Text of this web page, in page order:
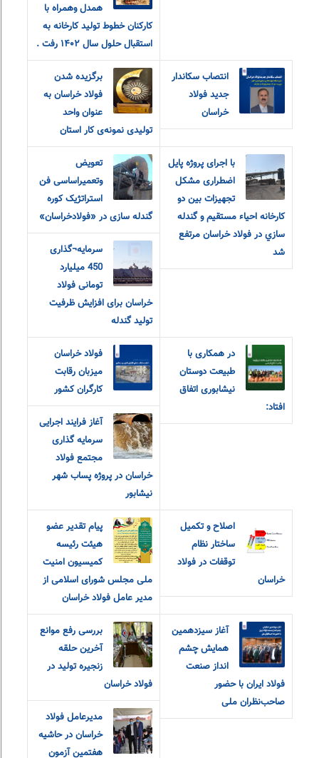
همدل وهمراه با
کارکنان خطوط تولید کارخانه به
استقبال حلول سال ۱۴۰۲ رفت .
انتصاب سکاندار
جدید فولاد
خراسان
برگزیده شدن
فولاد خراسان به
عنوان واحد
تولیدی نمونه‌ی کار استان
با اجرای پروژه پایل
اضطراری مشکل
تجهيزات بين دو
كارخانه احياء مستقيم و گندله
سازي در فولاد خراسان مرتفع
شد
تعویض
وتعمیراساسی فن
استراتژیک کوره
گندله سازی در «فولادخراسان»
سرمایه¬گذاری
450 میلیارد
تومانی فولاد
خراسان برای افزایش ظرفیت
تولید گندله
در همکاری با
طبیعت دوستان
نیشابوری اتفاق
افتاد:
فولاد خراسان
میزبان رقابت
کارگران کشور
آغاز فرایند اجرایی
سرمایه گذاری
مجتمع فولاد
خراسان در پروژه پساب شهر
نیشابور
اصلاح و تکمیل
ساختار نظام
توقفات در فولاد
خراسان
پیام تقدیر عضو
هیئت رئیسه
کمیسیون امنیت
ملی مجلس شورای اسلامی از
مدیر عامل فولاد خراسان
آغاز سیزدهمین
همایش چشم
انداز صنعت
فولاد ایران با حضور
صاحب‌نظران ملی
بررسی رفع موانع
آخرین حلقه
زنجیره تولید در
فولاد خراسان
مدیرعامل فولاد
خراسان در حاشیه
هفتمین آزمون